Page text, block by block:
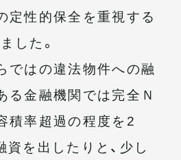
定性的保全を重視する
した。
ではの違法物件への融
る金融機関では完全Ｎ
積率超過の程度を2
を出したりと、少し